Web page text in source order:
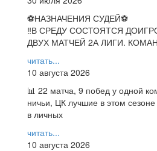
⚽НАЗНАЧЕНИЯ СУДЕЙ⚽
‼В СРЕДУ СОСТОЯТСЯ
ДВУХ МАТЧЕЙ 2А ЛИГИ.
читать...
10 августа 2026
📊 22 матча, 9 побед у одной
ничьи, ЦК лучшие в этом
в личных
читать...
10 августа 2026